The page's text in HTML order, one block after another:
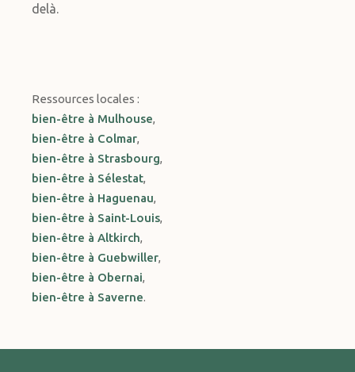
delà.
Ressources locales :
bien-être à Mulhouse,
bien-être à Colmar,
bien-être à Strasbourg,
bien-être à Sélestat,
bien-être à Haguenau,
bien-être à Saint-Louis,
bien-être à Altkirch,
bien-être à Guebwiller,
bien-être à Obernai,
bien-être à Saverne.